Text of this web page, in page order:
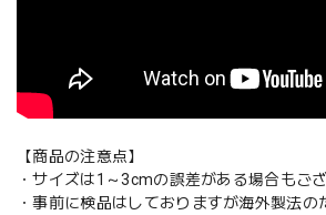
【商品の注意点】
・サイズは1～3cmの誤差がある場合もござ
・事前に検品はしておりますが海外製法の